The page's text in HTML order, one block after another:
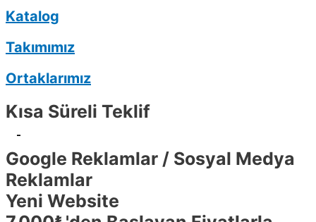
Katalog
Takımımız
Ortaklarımız
Kısa Süreli Teklif
-
Google Reklamlar / Sosyal Medya
Reklamlar
Yeni Website